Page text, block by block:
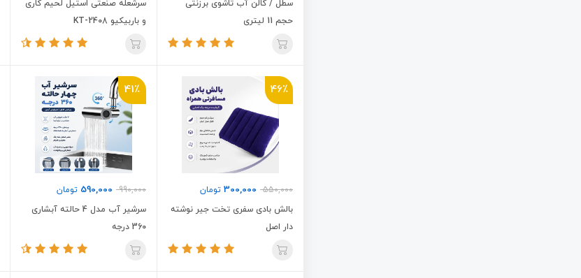
سطل / گالن آب تاشوی برزنتی
حجم 11 لیتری
سرشعله صنعتی استیل لحیم کاری
و باربیکیو KT-2408
46٪
550,000
300,000 تومان
بالش بادی سفری تخت جیر نوشته
دار اصل
41٪
990,000
590,000 تومان
سرشیر آب مدل 4 حالته آبشاری
360 درجه